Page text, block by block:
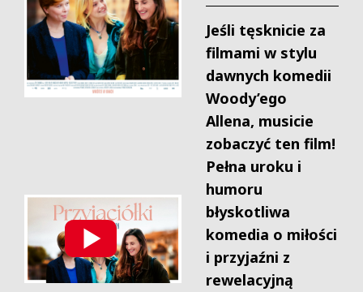
Jeśli tęsknicie za
filmami w stylu
dawnych komedii
Woody’ego
Allena, musicie
zobaczyć ten film!
Pełna uroku i
humoru
błyskotliwa
komedia o miłości
i przyjaźni z
rewelacyjną